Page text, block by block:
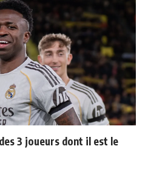
3 joueurs dont il est le